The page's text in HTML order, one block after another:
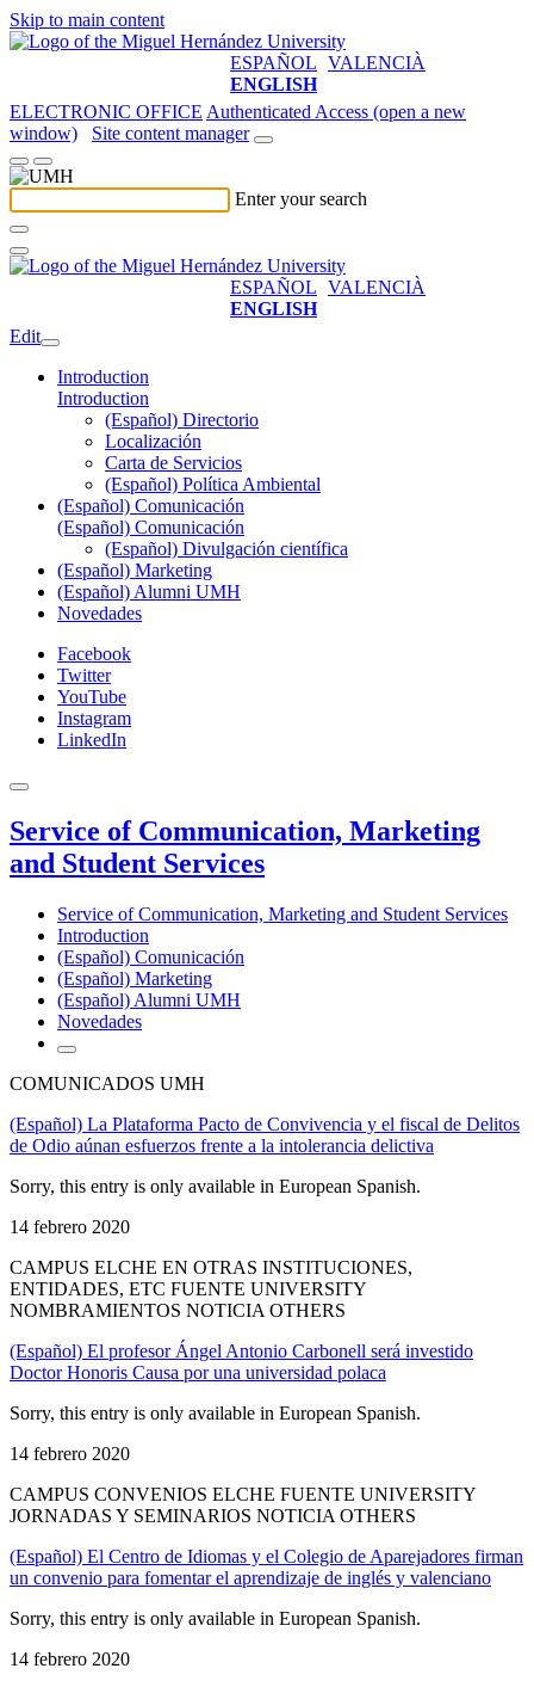
Skip to main content
ESPAÑOL VALENCIÀ
ENGLISH
ELECTRONIC OFFICE Authenticated Access (open a new
window)
Site content manager
Enter your search
ESPAÑOL VALENCIÀ
ENGLISH
Edit
Introduction
Introduction
(Español) Directorio
Localización
Carta de Servicios
(Español) Política Ambiental
(Español) Comunicación
(Español) Comunicación
(Español) Divulgación científica
(Español) Marketing
(Español) Alumni UMH
Novedades
Facebook
Twitter
YouTube
Instagram
LinkedIn
Service of Communication, Marketing
and Student Services
Service of Communication, Marketing and Student Services
Introduction
(Español) Comunicación
(Español) Marketing
(Español) Alumni UMH
Novedades
COMUNICADOS UMH
(Español) La Plataforma Pacto de Convivencia y el fiscal de Delitos
de Odio aúnan esfuerzos frente a la intolerancia delictiva
Sorry, this entry is only available in European Spanish.
14 febrero 2020
CAMPUS ELCHE EN OTRAS INSTITUCIONES,
ENTIDADES, ETC FUENTE UNIVERSITY
NOMBRAMIENTOS NOTICIA OTHERS
(Español) El profesor Ángel Antonio Carbonell será investido
Doctor Honoris Causa por una universidad polaca
Sorry, this entry is only available in European Spanish.
14 febrero 2020
CAMPUS CONVENIOS ELCHE FUENTE UNIVERSITY
JORNADAS Y SEMINARIOS NOTICIA OTHERS
(Español) El Centro de Idiomas y el Colegio de Aparejadores firman
un convenio para fomentar el aprendizaje de inglés y valenciano
Sorry, this entry is only available in European Spanish.
14 febrero 2020